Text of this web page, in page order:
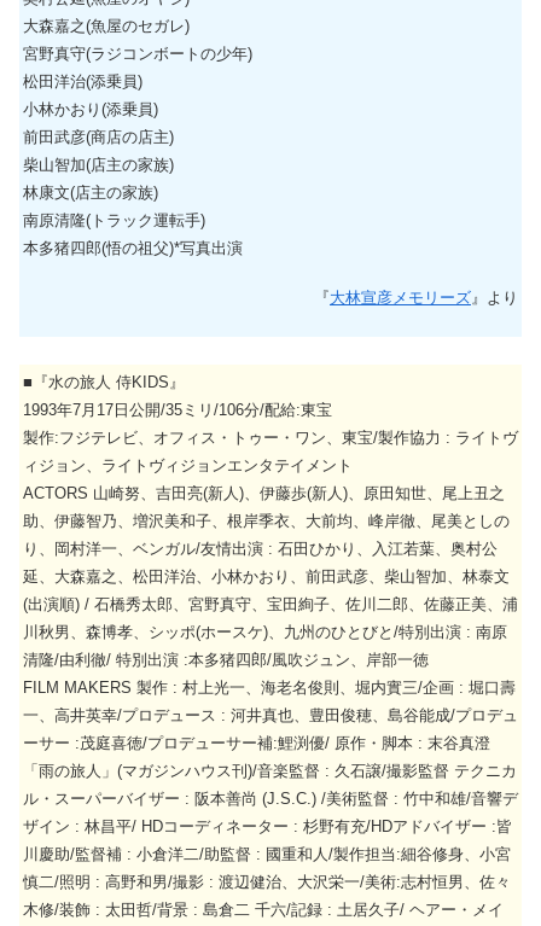
大森嘉之(魚屋のセガレ)
宮野真守(ラジコンボートの少年)
松田洋治(添乗員)
小林かおり(添乗員)
前田武彦(商店の店主)
柴山智加(店主の家族)
林康文(店主の家族)
南原清隆(トラック運転手)
本多猪四郎(悟の祖父)*写真出演
『大林宣彦メモリーズ』より
■『水の旅人 侍KIDS』
1993年7月17日公開/35ミリ/106分/配給:東宝
製作:フジテレビ、オフィス・トゥー・ワン、東宝/製作協力 : ライトヴ
ィジョン、ライトヴィジョンエンタテイメント
ACTORS 山崎努、吉田亮(新人)、伊藤歩(新人)、原田知世、尾上丑之
助、伊藤智乃、増沢美和子、根岸季衣、大前均、峰岸徹、尾美としの
り、岡村洋一、ベンガル/友情出演 : 石田ひかり、入江若葉、奥村公
延、大森嘉之、松田洋治、小林かおり、前田武彦、柴山智加、林泰文
(出演順) / 石橋秀太郎、宮野真守、宝田絢子、佐川二郎、佐藤正美、浦
川秋男、森博孝、シッポ(ホースケ)、九州のひとびと/特別出演 : 南原
清隆/由利徹/ 特別出演 :本多猪四郎/風吹ジュン、岸部一徳
FILM MAKERS 製作 : 村上光一、海老名俊則、堀内實三/企画 : 堀口壽
一、高井英幸/プロデュース : 河井真也、豊田俊穂、島谷能成/プロデュ
ーサー :茂庭喜徳/プロデューサー補:鯉渕優/ 原作・脚本 : 末谷真澄
「雨の旅人」(マガジンハウス刊)/音楽監督 : 久石譲/撮影監督 テクニカ
ル・スーパーバイザー : 阪本善尚 (J.S.C.) /美術監督 : 竹中和雄/音響デ
ザイン : 林昌平/ HDコーディネーター : 杉野有充/HDアドバイザー :皆
川慶助/監督補 : 小倉洋二/助監督 : 國重和人/製作担当:細谷修身、小宮
慎二/照明 : 高野和男/撮影 : 渡辺健治、大沢栄一/美術:志村恒男、佐々
木修/装飾 : 太田哲/背景 : 島倉二 千六/記録 : 土居久子/ ヘアー・メイ